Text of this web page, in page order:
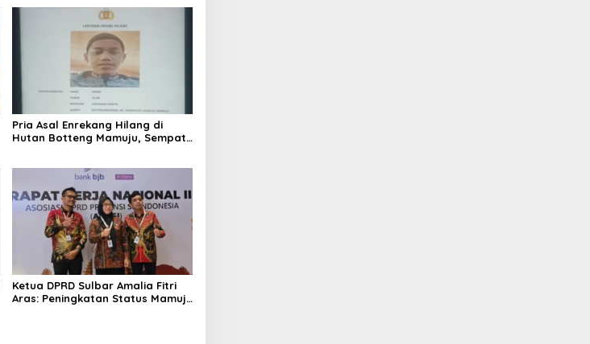
Pria Asal Enrekang Hilang di
Hutan Botteng Mamuju, Sempat
Ketua DPRD Sulbar Amalia Fitri
Aras: Peningkatan Status Mamuju